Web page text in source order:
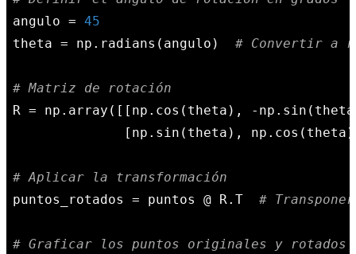
angulo = 45
theta = np.radians(angulo) # Convertir a
# Matriz de rotación
R = np.array([[np.cos(theta), -
[np.sin(theta),
# Aplicar la transformación
puntos_rotados = puntos @ R.T #
# Graficar los puntos originales y rotados